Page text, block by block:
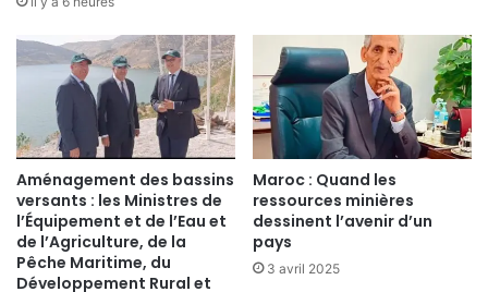
Aménagement des bassins
versants : les Ministres de
l’Équipement et de l’Eau et
de l’Agriculture, de la
Pêche Maritime, du
Développement Rural et
Maroc : Quand les
ressources minières
dessinent l’avenir d’un
pays
3 avril 2025